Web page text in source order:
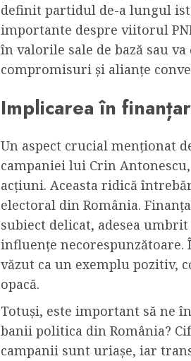
definit partidul de-a lungul
importante despre viitorul
în valorile sale de bază sau
compromisuri și alianțe
Implicarea în
Un aspect crucial menționat
campaniei lui Crin
acțiuni. Aceasta ridică
electoral din România.
subiect delicat, adesea
influențe necorespunzătoare.
văzut ca un exemplu pozitiv,
opacă.
Totuși, este important să ne
banii politica din România?
campanii sunt uriașe, iar